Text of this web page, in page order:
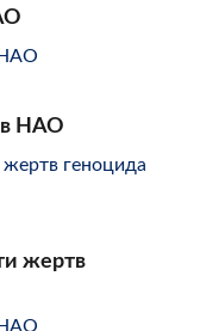
НАО
жертв